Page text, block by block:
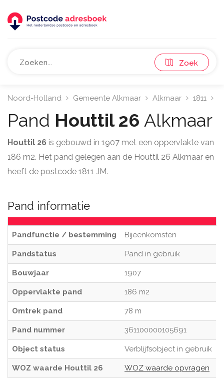
Zoek
Noord-Holland Gemeente Alkmaar Alkmaar 1811
Pand Houttil 26 Alkmaar
Houttil 26 is gebouwd in 1907 met een oppervlakte van
186 m2. Het pand gelegen aan de Houttil 26 Alkmaar en
heeft de postcode 1811 JM.
Pand informatie
Pandfunctie / bestemming Bijeenkomsten
Pandstatus Pand in gebruik
Bouwjaar 1907
Oppervlakte pand 186 m2
Omtrek pand 78 m
Pand nummer 361100000105691
Object status Verblijfsobject in gebruik
WOZ waarde Houttil 26 WOZ waarde opvragen